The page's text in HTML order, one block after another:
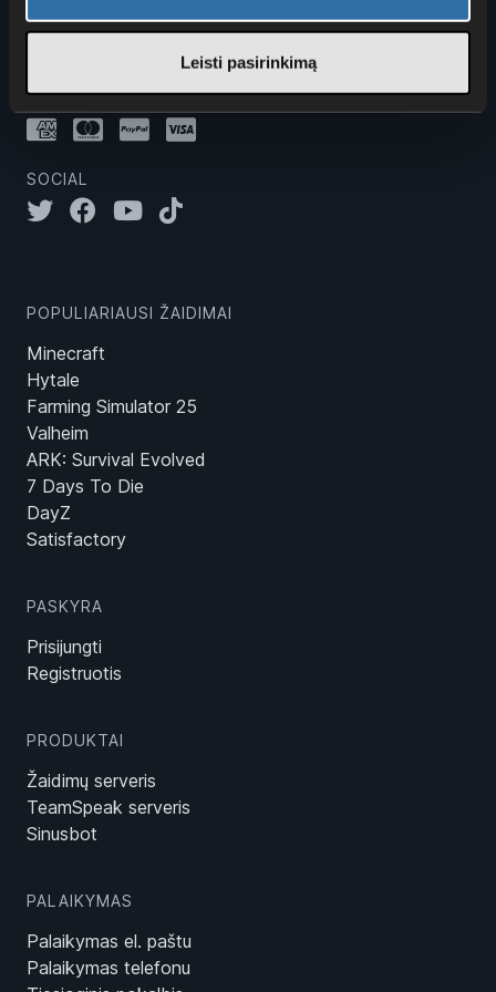
Leisti pasirinkimą
MOKĖJIMO BŪDAI
SOCIAL
POPULIARIAUSI ŽAIDIMAI
Minecraft
Hytale
Farming Simulator 25
Valheim
ARK: Survival Evolved
7 Days To Die
DayZ
Satisfactory
PASKYRA
Prisijungti
Registruotis
PRODUKTAI
Žaidimų serveris
TeamSpeak serveris
Sinusbot
PALAIKYMAS
Palaikymas el. paštu
Palaikymas telefonu